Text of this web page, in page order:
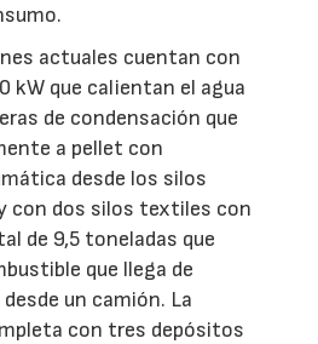
actuales cuentan con
kW que calientan el agua
de condensación que
a pellet con
desde los silos
con dos silos textiles con
de 9,5 toneladas que
que llega de
un camión. La
con tres depósitos